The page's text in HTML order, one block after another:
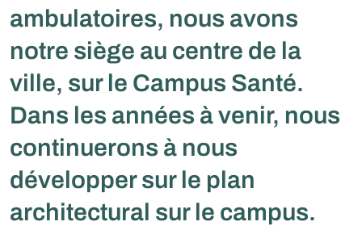
ambulatoires, nous avons
notre siège au centre de la
ville, sur le Campus Santé.
Dans les années à venir, nous
continuerons à nous
développer sur le plan
architectural sur le campus.